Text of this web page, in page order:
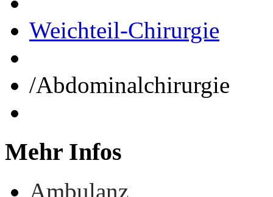
Weichteil-Chirurgie
/Abdominalchirurgie
Mehr Infos
Ambulanz